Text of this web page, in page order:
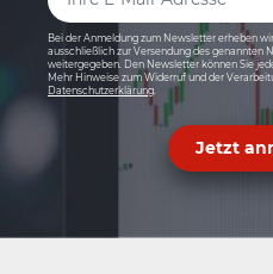
Bei der Anmeldung zum Newsletter erheben
ausschließlich zur Versendung des genannten
weitergegeben. Den Newsletter können Sie
Mehr Hinweise zum Widerruf und der
Datenschutzerklärung.
Jetzt